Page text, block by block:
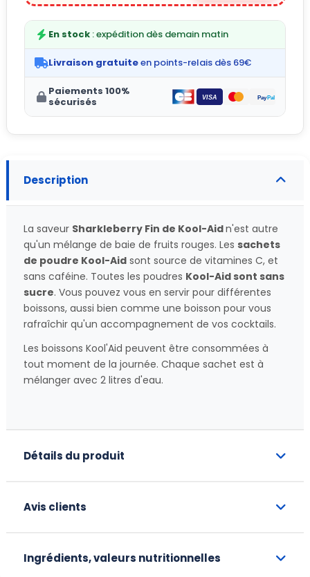
En stock : expédition dès demain matin
Livraison gratuiteen points-relais dès 69€
Paiements 100%
sécurisés
Description
La saveur Sharkleberry Fin de Kool-Aidn'est autre
qu'un mélange de baie de fruits rouges. Les sachets
de poudre Kool-Aid sont source de vitamines C, et
sans caféine. Toutes les poudres Kool-Aid sont sans
sucre. Vous pouvez vous en servir pour différentes
boissons, aussi bien comme une boisson pour vous
rafraîchir qu'un accompagnement de vos cocktails.
Les boissons Kool'Aid peuvent être consommées à
tout moment de la journée. Chaque sachet est à
mélanger avec 2 litres d'eau.
Détails du produit
Avis clients
Ingrédients, valeurs nutritionnelles